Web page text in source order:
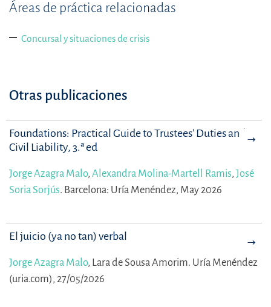
Áreas de práctica relacionadas
Concursal y situaciones de crisis
Otras publicaciones
Foundations: Practical Guide to Trustees’ Duties and
Civil Liability, 3.ª ed
Jorge Azagra Malo, Alexandra Molina-Martell Ramis, José
Soria Sorjús. Barcelona: Uría Menéndez, May 2026
El juicio (ya no tan) verbal
Jorge Azagra Malo, Lara de Sousa Amorim. Uría Menéndez
(uria.com), 27/05/2026